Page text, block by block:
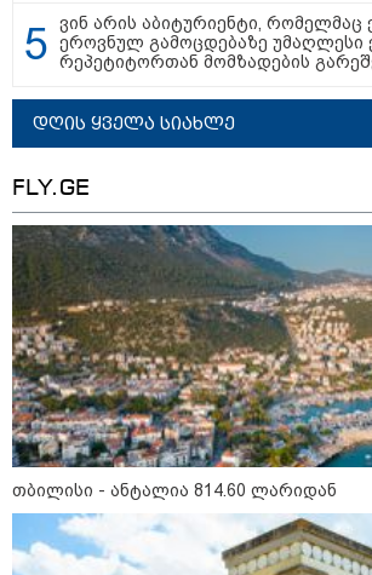
რუსულენოვან
ბლოგერთან
ინტერვიუზე
"ვიდეოს
ამბობს
კაკაბაძე 12 წლის
გაუჩინარებული
დადიანიძის
"მოსალოდნელია
სე­ტყვა და ქა­რის
რომელ
ამინდი?
"გვსურს,
ინფორმაცია
გურამ
გამოძიების
განცხადებას
"ნახეთ ვიდეო!
ვინ არის აბიტურიენტი, რომელმაც
ეროვნულ გამოცდებაზე უმაღლესი
რეპეტიტორთან მომზადების
დღის ყველა სიახლე
FLY.GE
თბილისი - ანტალია 814.60 ლარიდან